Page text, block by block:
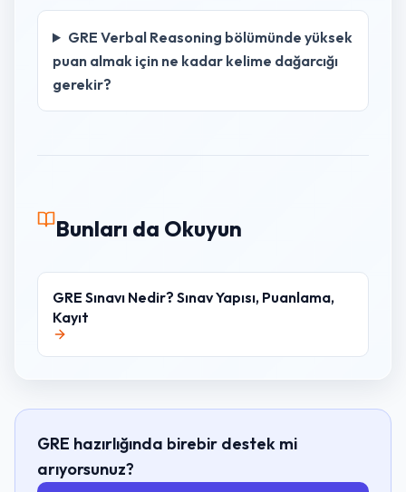
GRE Verbal Reasoning bölümünde yüksek
puan almak için ne kadar kelime dağarcığı
gerekir?
Bunları da Okuyun
GRE Sınavı Nedir? Sınav Yapısı, Puanlama,
Kayıt
GRE hazırlığında birebir destek mi
arıyorsunuz?